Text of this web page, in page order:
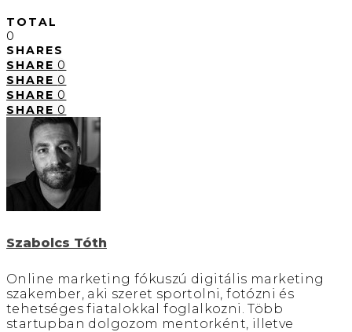
TOTAL
0
SHARES
SHARE 0
SHARE 0
SHARE 0
SHARE 0
Szabolcs Tóth
Online marketing fókuszú digitális marketing
szakember, aki szeret sportolni, fotózni és
tehetséges fiatalokkal foglalkozni. Több
startupban dolgozom mentorként, illetve